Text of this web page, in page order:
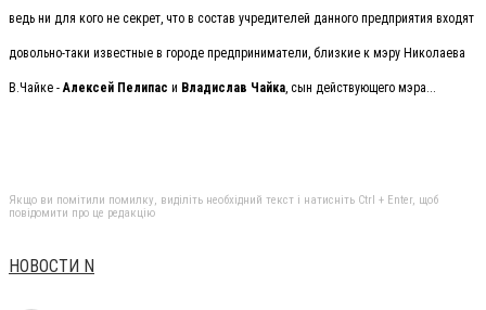
ведь ни для кого не секрет, что в состав учредителей данного предприятия входят
довольно-таки известные в городе предприниматели, близкие к мэру Николаева
В.Чайке -Алексей Пелипас и Владислав Чайка, сын действующего мэра...
Якщо ви помітили помилку, виділіть необхідний текст і натисніть Ctrl + Enter, щоб
повідомити про це редакцію
НОВОСТИ N